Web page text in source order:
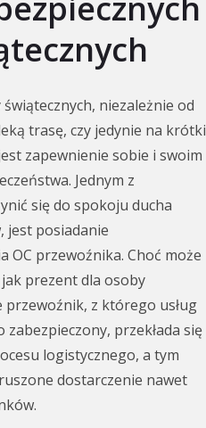
niezależnie od
trasę, czy jedynie na krótki
zapewnienie sobie i swoim
Jednym z
się do spokoju ducha
jest posiadanie
OC przewoźnika. Choć może
prezent dla osoby
z którego usług
przekłada się
logistycznego, a tym
dostarczenie nawet